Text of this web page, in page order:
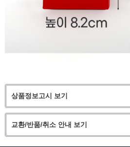
상품정보고시 보기
교환/반품/취소 안내 보기